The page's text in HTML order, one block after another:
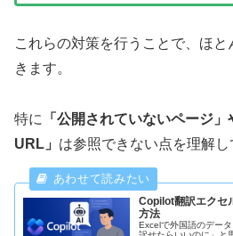
これらの対策を行うことで、ほ
きます。
特に
「公開されていないページ
URL」 は参照できない点を理解し
Copilot翻訳エクセ
方法
Excelで外国語のデー